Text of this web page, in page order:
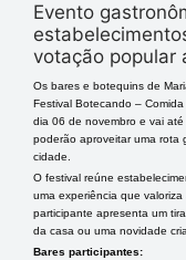
Evento
votação popular
Os bares e botequins de
Festival Botecando –
dia 06 de novembro e vai
poderão aproveitar uma rota
cidade.
O festival reúne
uma experiência que
participante apresenta um
da casa ou uma novidade
Bares participantes: